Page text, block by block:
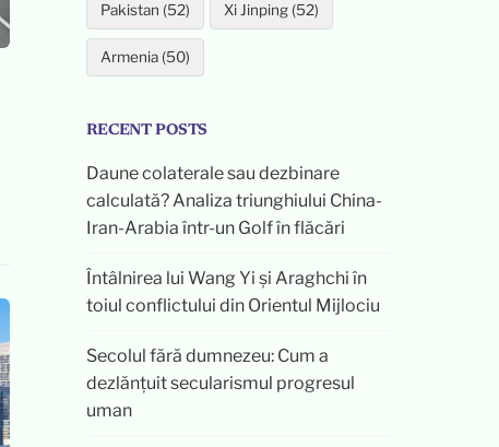
Pakistan (52) Xi Jinping (52)
Armenia (50)
RECENT POSTS
Daune colaterale sau dezbinare
calculată? Analiza triunghiului China-
Iran-Arabia într-un Golf în flăcări
Întâlnirea lui Wang Yi și Araghchi în
toiul conflictului din Orientul Mijlociu
Secolul fără dumnezeu: Cum a
dezlănțuit secularismul progresul
uman